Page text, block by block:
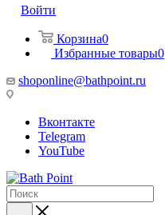
Войти
Корзина0
Избранные товары0
shoponline@bathpoint.ru
Вконтакте
Telegram
YouTube